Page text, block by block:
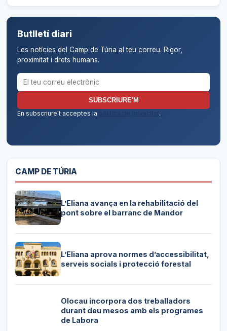
Butlletí diari
Les notícies del Camp de Túria al teu correu. Rigor,
proximitat i drets humans.
Correu electrònic per al butlletí
SUBSCRIURE'M
En subscriure't acceptes la
política de privacitat.
CAMP DE TÚRIA
L’Eliana avança en la rehabilitació del
pont sobre el barranc de Mandor
L’Eliana aprova normes d’accessibilitat,
serveis socials i protecció forestal
Olocau incorpora dos treballadors
durant deu mesos amb els programes
de Labora